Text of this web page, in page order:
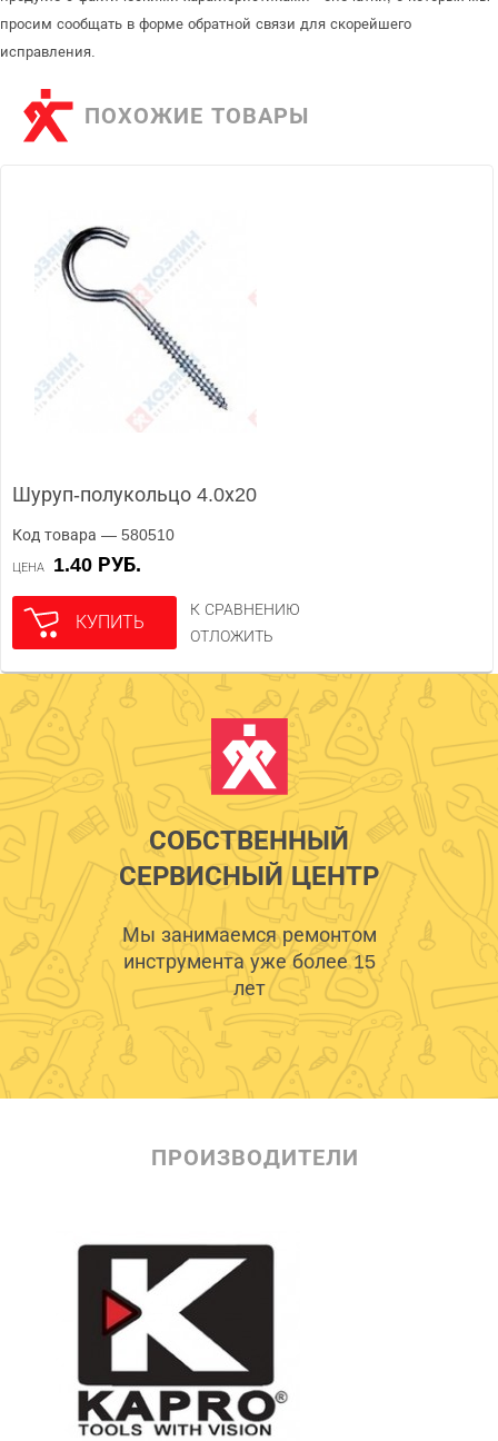
просим сообщать в форме обратной связи для скорейшего
исправления.
ПОХОЖИЕ ТОВАРЫ
Шуруп-полукольцо 4.0х20
Код товара — 580510
ЦЕНА 1.40 РУБ.
КУПИТЬ
К СРАВНЕНИЮ
ОТЛОЖИТЬ
СОБСТВЕННЫЙ
СЕРВИСНЫЙ ЦЕНТР
Мы занимаемся ремонтом
инструмента уже более 15
лет
ПРОИЗВОДИТЕЛИ